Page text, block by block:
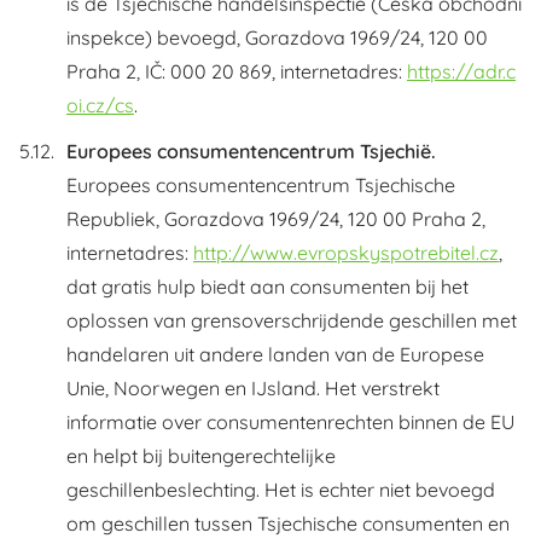
inspekce) bevoegd, Gorazdova 1969/24, 120 00
Praha 2, IČ: 000 20 869, internetadres: https://adr.c
oi.cz/cs.
Europees consumentencentrum Tsjechië.
Europees consumentencentrum Tsjechische
Republiek, Gorazdova 1969/24, 120 00 Praha 2,
internetadres: http://www.evropskyspotrebitel.cz,
dat gratis hulp biedt aan consumenten bij het
oplossen van grensoverschrijdende geschillen met
handelaren uit andere landen van de Europese
Unie, Noorwegen en IJsland. Het verstrekt
informatie over consumentenrechten binnen de EU
en helpt bij buitengerechtelijke
geschillenbeslechting. Het is echter niet bevoegd
om geschillen tussen Tsjechische consumenten en